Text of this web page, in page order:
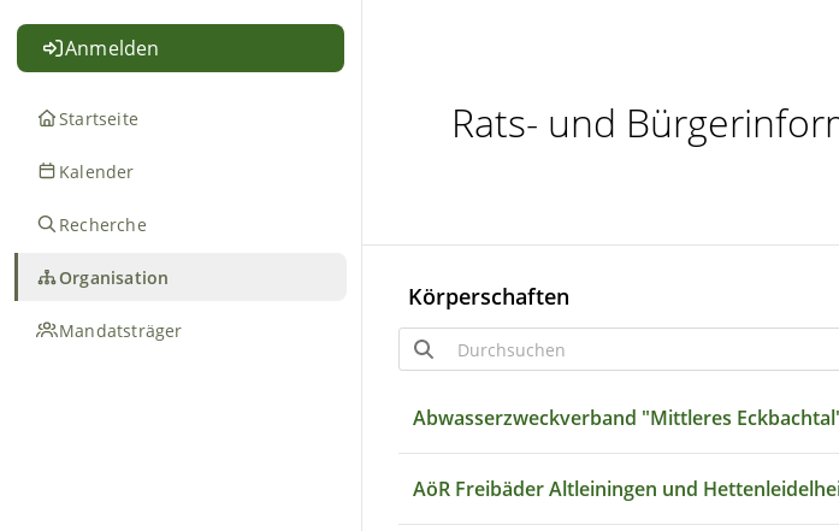
Anmelden
Startseite
Kalender
Recherche
Organisation
Mandatsträger
Rats- und
Körperschaften
Durchsuchen
Abwasserzweckverband "Mittleres
AöR Freibäder Altleiningen und